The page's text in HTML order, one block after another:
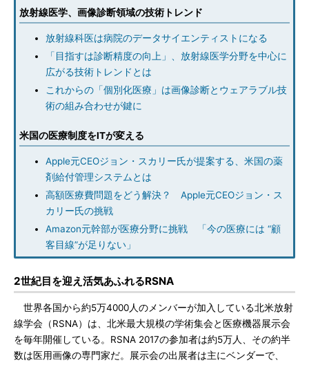
放射線医学、画像診断領域の技術トレンド
放射線科医は病院のデータサイエンティストになる
「目指すは診断精度の向上」、放射線医学分野を中心に
広がる技術トレンドとは
これからの「個別化医療」は画像診断とウェアラブル技
術の組み合わせが鍵に
米国の医療制度をITが変える
Apple元CEOジョン・スカリー氏が提案する、米国の薬
剤給付管理システムとは
高額医療費問題をどう解決？ Apple元CEOジョン・ス
カリー氏の挑戦
Amazon元幹部が医療分野に挑戦 「今の医療には “顧
客目線”が足りない」
2世紀目を迎え活気あふれるRSNA
世界各国から約5万4000人のメンバーが加入している北米放射
線学会（RSNA）は、北米最大規模の学術集会と医療機器展示会
を毎年開催している。RSNA 2017の参加者は約5万人、その約半
数は医用画像の専門家だ。展示会の出展者は主にベンダーで、